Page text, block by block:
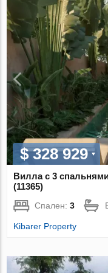
$ 328 929
Вилла с 3
(11365)
Спален:3
Kibarer Property